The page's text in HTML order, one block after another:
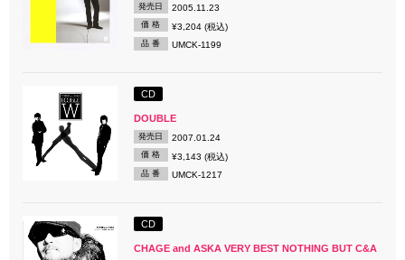
発売日 2005.11.23
価 格 ¥3,204 (税込)
品 番 UMCK-1199
CD
DOUBLE
発売日 2007.01.24
価 格 ¥3,143 (税込)
品 番 UMCK-1217
CD
CHAGE and ASKA VERY BEST NOTHING BUT C&A